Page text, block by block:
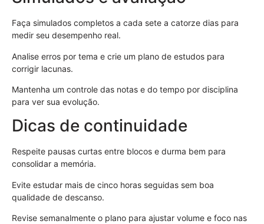
Faça simulados completos a cada sete a catorze dias para
medir seu desempenho real.
Analise erros por tema e crie um plano de estudos para
corrigir lacunas.
Mantenha um controle das notas e do tempo por disciplina
para ver sua evolução.
Dicas de continuidade
Respeite pausas curtas entre blocos e durma bem para
consolidar a memória.
Evite estudar mais de cinco horas seguidas sem boa
qualidade de descanso.
Revise semanalmente o plano para ajustar volume e foco nas